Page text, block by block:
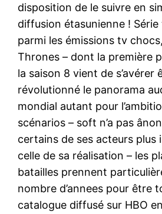
disposition de le suivre en
diffusion étasunienne !
parmi les émissions tv
Thrones – dont la première
la saison 8 vient de s’avérer
révolutionné le panorama
mondial autant pour
scénarios – soft n’a pas
certains de ses acteurs plus
celle de sa réalisation – les
batailles prennent
nombre d’annees pour être
catalogue diffusé sur HBO